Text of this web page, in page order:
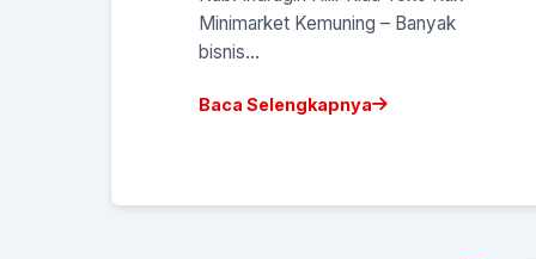
Minimarket Kemuning – Banyak
bisnis...
Baca Selengkapnya